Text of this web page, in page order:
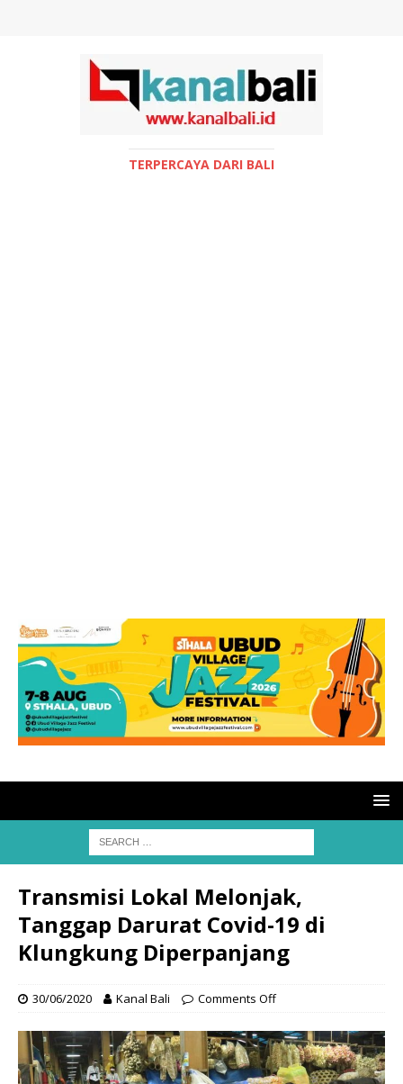
TERPERCAYA DARI BALI
Transmisi Lokal Melonjak,
Tanggap Darurat Covid-19 di
Klungkung Diperpanjang
30/06/2020 Kanal Bali Comments Off